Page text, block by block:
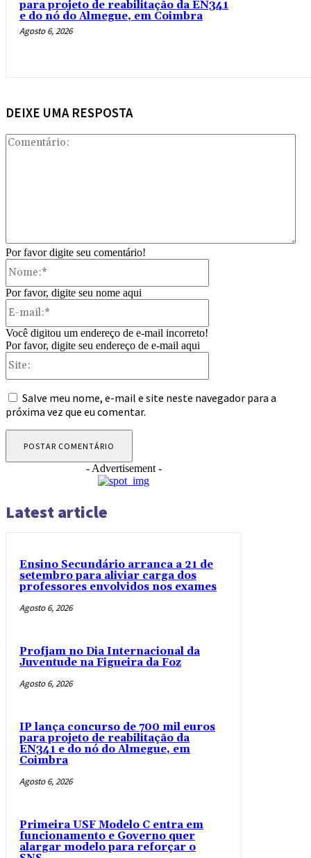
para projeto de reabilitação da EN341
e do nó do Almegue, em Coimbra
Agosto 6, 2026
DEIXE UMA RESPOSTA
Por favor digite seu comentário!
Por favor, digite seu nome aqui
Você digitou um endereço de e-mail incorreto!
Por favor, digite seu endereço de e-mail aqui
Salve meu nome, e-mail e site neste navegador para a
próxima vez que eu comentar.
- Advertisement -
Latest article
Ensino Secundário arranca a 21 de
setembro para aliviar carga dos
professores envolvidos nos exames
Agosto 6, 2026
Profjam no Dia Internacional da
Juventude na Figueira da Foz
Agosto 6, 2026
IP lança concurso de 700 mil euros
para projeto de reabilitação da
EN341 e do nó do Almegue, em
Coimbra
Agosto 6, 2026
Primeira USF Modelo C entra em
funcionamento e Governo quer
alargar modelo para reforçar o